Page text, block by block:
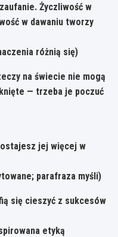
Życzliwość w
w dawaniu tworzy
różnią się)
na świecie nie mogą
— trzeba je poczuć
jej więcej w
parafraza myśli)
się cieszyć z sukcesów
etyką